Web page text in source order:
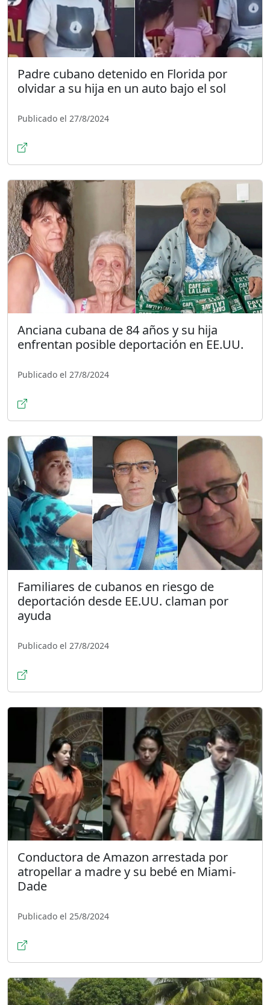
Padre cubano detenido en Florida por
olvidar a su hija en un auto bajo el sol
Publicado el 27/8/2024
Anciana cubana de 84 años y su hija
enfrentan posible deportación en EE.UU.
Publicado el 27/8/2024
Familiares de cubanos en riesgo de
deportación desde EE.UU. claman por
ayuda
Publicado el 27/8/2024
Conductora de Amazon arrestada por
atropellar a madre y su bebé en Miami-
Dade
Publicado el 25/8/2024